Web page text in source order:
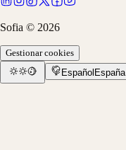
Sofia © 2026
Gestionar cookies
Español España